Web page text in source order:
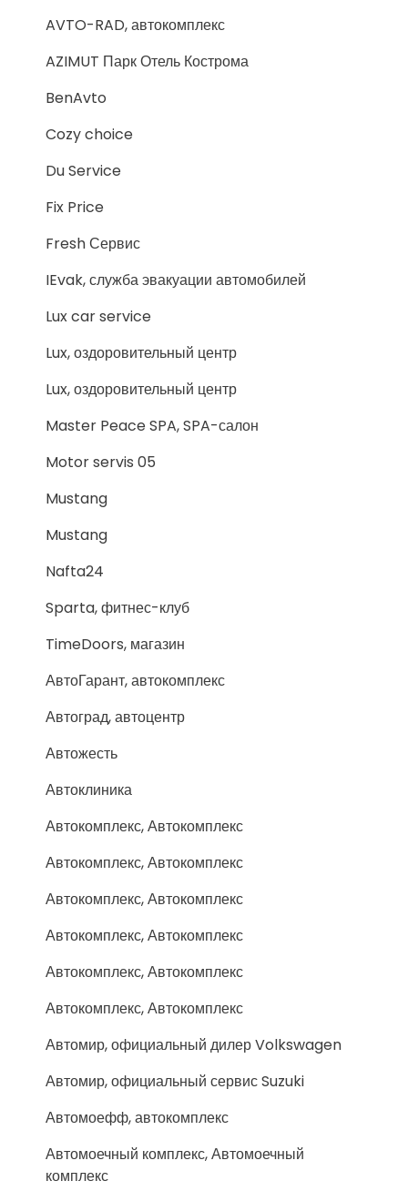
AVTO-RAD, автокомплекс
AZIMUT Парк Отель Кострома
BenAvto
Cozy choice
Du Service
Fix Price
Fresh Сервис
IEvak, служба эвакуации автомобилей
Lux car service
Lux, оздоровительный центр
Lux, оздоровительный центр
Master Peace SPA, SPA-салон
Motor servis 05
Mustang
Mustang
Nafta24
Sparta, фитнес-клуб
TimeDoors, магазин
АвтоГарант, автокомплекс
Автоград, автоцентр
Автожесть
Автоклиника
Автокомплекс, Автокомплекс
Автокомплекс, Автокомплекс
Автокомплекс, Автокомплекс
Автокомплекс, Автокомплекс
Автокомплекс, Автокомплекс
Автокомплекс, Автокомплекс
Автомир, официальный дилер Volkswagen
Автомир, официальный сервис Suzuki
Автомоефф, автокомплекс
Автомоечный комплекс, Автомоечный
комплекс